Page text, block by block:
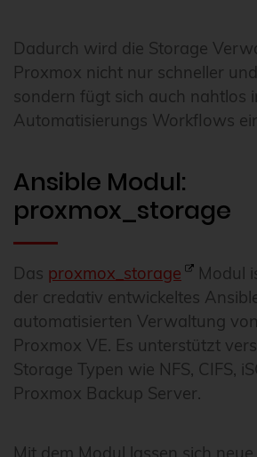
Dadurch wird die Storage
Proxmox nicht nur schneller
sondern fügt sich auch nahtlos
Automatisierungs Workflows
Ansible Modul:
proxmox_storage
Das proxmox_storage
Modul
der credativ entwickeltes
automatisierten Verwaltung
Proxmox VE. Es unterstützt
Storage Typen wie NFS, CIFS,
Proxmox Backup Server.